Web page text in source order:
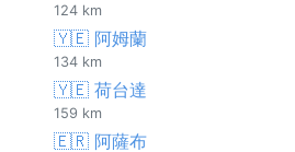
124 km
🇾🇪 阿姆蘭
134 km
🇾🇪 荷台達
159 km
🇪🇷 阿薩布